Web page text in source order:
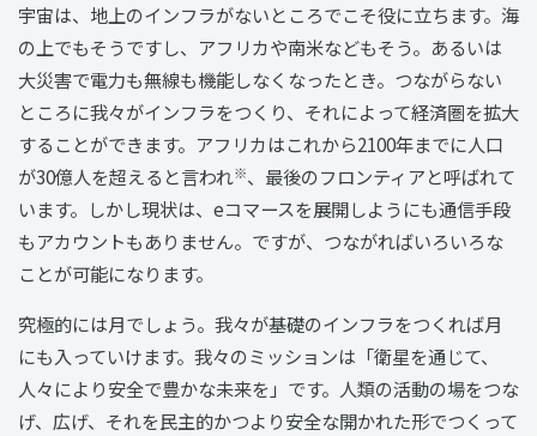
宇宙は、地上のインフラがないところでこそ役に立ちます。海
の上でもそうですし、アフリカや南米などもそう。あるいは
大災害で電力も無線も機能しなくなったとき。つながらない
ところに我々がインフラをつくり、それによって経済圏を拡大
することができます。アフリカはこれから2100年までに人口
が30億人を超えると言われ※、最後のフロンティアと呼ばれて
います。しかし現状は、eコマースを展開しようにも通信手段
もアカウントもありません。ですが、つながればいろいろな
ことが可能になります。
究極的には月でしょう。我々が基礎のインフラをつくれば月
にも入っていけます。我々のミッションは「衛星を通じて、
人々により安全で豊かな未来を」です。人類の活動の場をつな
げ、広げ、それを民主的かつより安全な開かれた形でつくって